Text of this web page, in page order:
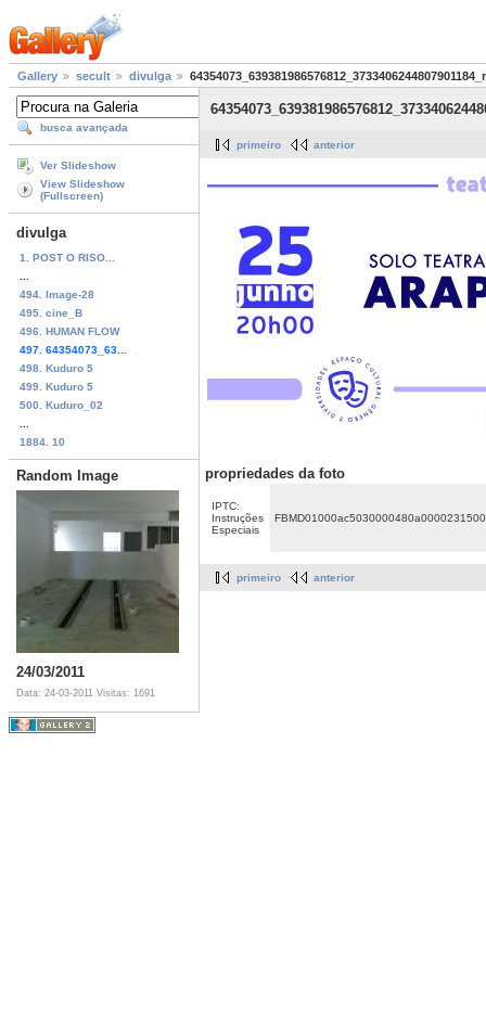
Gallery secult divulga
busca avançada
Ver Slideshow
View Slideshow
(Fullscreen)
divulga
1. POST O RISO...
494. Image-28
495. cine_B
496. HUMAN FLOW
497. 64354073_63...
498. Kuduro 5
499. Kuduro 5
500. Kuduro_02
1884. 10
Random Image
24/03/2011
Data: 24-03-2011 Visitas: 1691
primeiro anterior
propriedades da foto
IPTC:
Instruções
Especiais
primeiro anterior